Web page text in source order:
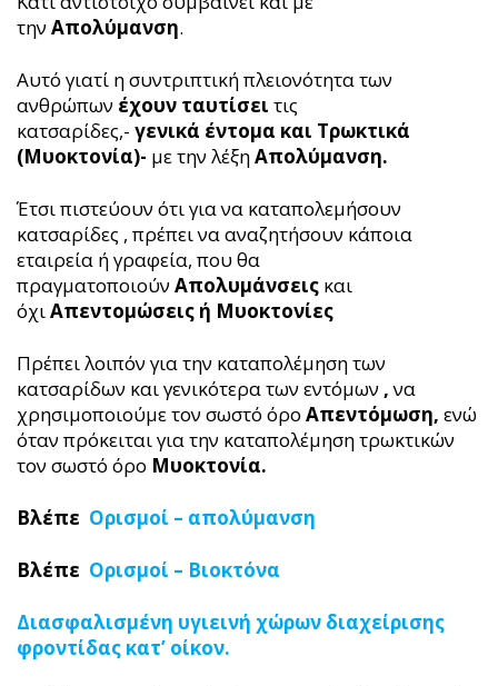
τηνΑπολύμανση.
Αυτό γιατί η συντριπτική πλειονότητα των
ανθρώπων έχουν ταυτίσει τις
κατσαρίδες,- γενικά έντομα και Τρωκτικά
(Μυοκτονία)- με την λέξηΑπολύμανση.
Έτσι πιστεύουν ότι για να καταπολεμήσουν
κατσαρίδες , πρέπει να αναζητήσουν κάποια
εταιρεία ή γραφεία, που θα
πραγματοποιούνΑπολυμάνσεις και
όχιΑπεντομώσεις ή Μυοκτονίες
Πρέπει λοιπόν για την καταπολέμηση των
κατσαρίδων και γενικότερα των εντόμων ,να
χρησιμοποιούμε τον σωστό όρο Απεντόμωση, ενώ
όταν πρόκειται για την καταπολέμηση τρωκτικών
τον σωστό όρο Μυοκτονία.
Βλέπε Ορισμοί – απολύμανση
Βλέπε Ορισμοί – Βιοκτόνα
Διασφαλισμένη υγιεινή χώρων διαχείρισης
φροντίδας κατ’ οίκον.